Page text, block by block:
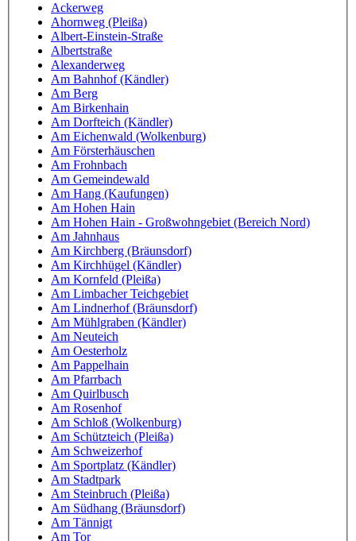
Ackerweg
Ahornweg (Pleißa)
Albert-Einstein-Straße
Albertstraße
Alexanderweg
Am Bahnhof (Kändler)
Am Berg
Am Birkenhain
Am Dorfteich (Kändler)
Am Eichenwald (Wolkenburg)
Am Försterhäuschen
Am Frohnbach
Am Gemeindewald
Am Hang (Kaufungen)
Am Hohen Hain
Am Hohen Hain - Großwohngebiet (Bereich Nord)
Am Jahnhaus
Am Kirchberg (Bräunsdorf)
Am Kirchhügel (Kändler)
Am Kornfeld (Pleißa)
Am Limbacher Teichgebiet
Am Lindnerhof (Bräunsdorf)
Am Mühlgraben (Kändler)
Am Neuteich
Am Oesterholz
Am Pappelhain
Am Pfarrbach
Am Quirlbusch
Am Rosenhof
Am Schloß (Wolkenburg)
Am Schützteich (Pleißa)
Am Schweizerhof
Am Sportplatz (Kändler)
Am Stadtpark
Am Steinbruch (Pleißa)
Am Südhang (Bräunsdorf)
Am Tännigt
Am Tor